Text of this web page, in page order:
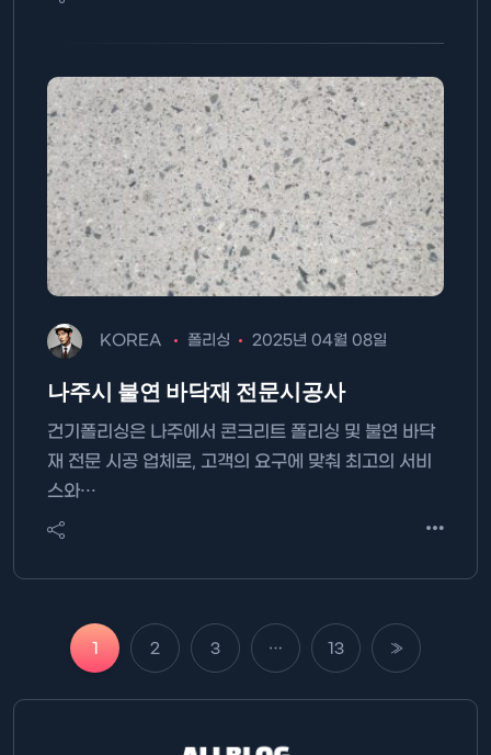
KOREA 폴리싱 2025년 04월 08일
나주시 불연 바닥재 전문시공사
건기폴리싱은 나주에서 콘크리트 폴리싱 및 불연 바닥
재 전문 시공 업체로, 고객의 요구에 맞춰 최고의 서비
스와…
1 2 3 … 13 »